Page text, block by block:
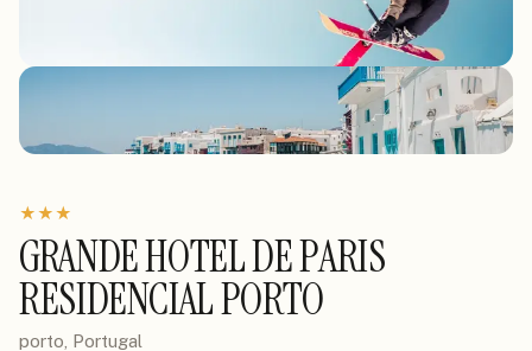
★★★
GRANDE HOTEL DE PARIS
RESIDENCIAL PORTO
porto, Portugal